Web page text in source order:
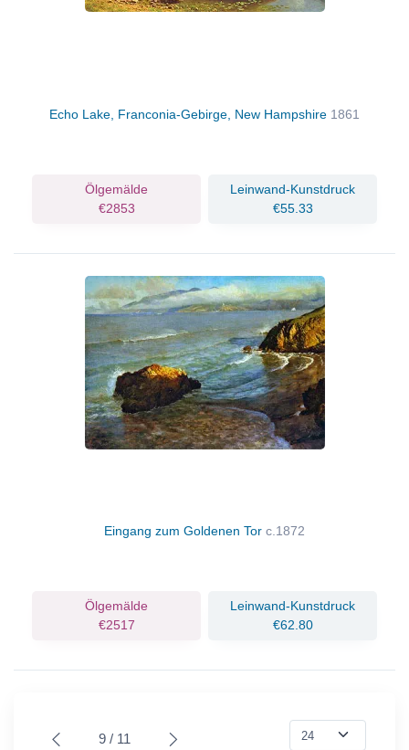
Echo Lake, Franconia-Gebirge, New Hampshire 1861
Ölgemälde
€2853
Leinwand-Kunstdruck
€55.33
Eingang zum Goldenen Tor c.1872
Ölgemälde
€2517
Leinwand-Kunstdruck
€62.80
9 / 11